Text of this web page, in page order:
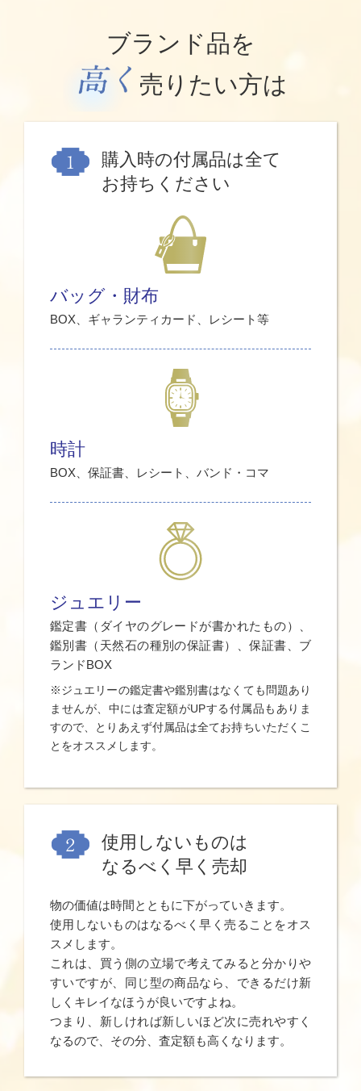
ブランド品を
売りたい方は
購入時の付属品は全て
お持ちください
バッグ・財布
BOX、ギャランティカード、レシート等
時計
BOX、保証書、レシート、バンド・コマ
ジュエリー
鑑定書（ダイヤのグレードが書かれたもの）、
鑑別書（天然石の種別の保証書）、保証書、ブ
ランドBOX
※ジュエリーの鑑定書や鑑別書はなくても問題あり
ませんが、中には査定額がUPする付属品もありま
すので、とりあえず付属品は全てお持ちいただくこ
とをオススメします。
使用しないものは
なるべく早く売却
物の価値は時間とともに下がっていきます。
使用しないものはなるべく早く売ることをオス
スメします。
これは、買う側の立場で考えてみると分かりや
すいですが、同じ型の商品なら、できるだけ新
しくキレイなほうが良いですよね。
つまり、新しければ新しいほど次に売れやすく
なるので、その分、査定額も高くなります。